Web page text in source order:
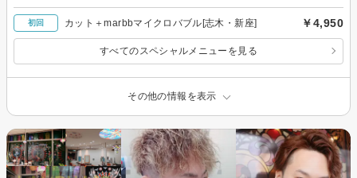
初回 カット＋marbbマイクロバブル[志木・新座] ￥4,950
すべてのスペシャルメニューを見る
その他の情報を表示